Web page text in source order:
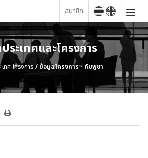
สมาชิก
ระเทศและโครงการ
เทศ-โครงการ ข้อมูลโครงการ - กัมพูชา